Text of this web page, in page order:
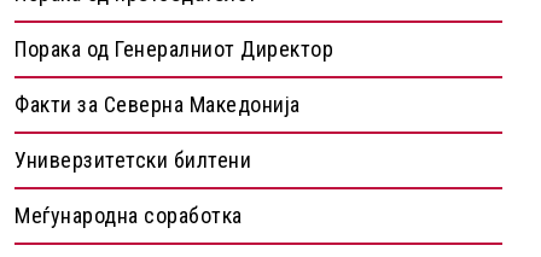
Порака од Генералниот Директор
Факти за Северна Македонија
Универзитетски билтени
Меѓународна соработка